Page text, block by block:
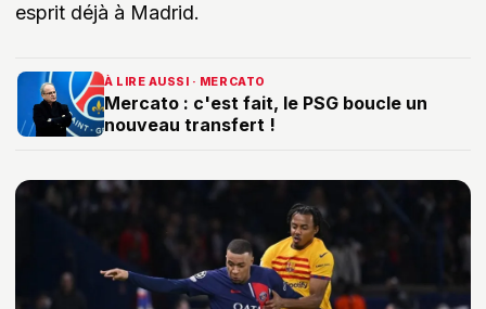
esprit déjà à Madrid.
À LIRE AUSSI · MERCATO
Mercato : c'est fait, le PSG boucle un
nouveau transfert !